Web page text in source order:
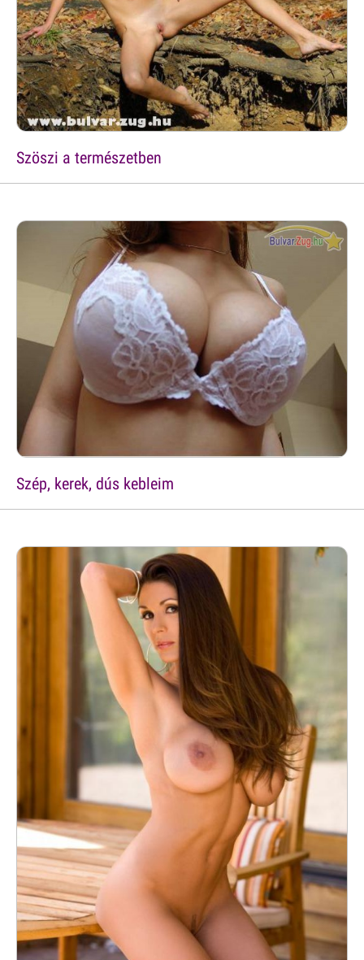
Szöszi a természetben
Szép, kerek, dús kebleim